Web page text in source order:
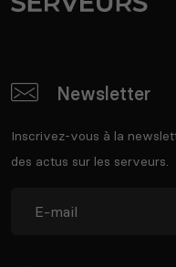
Newsletter
Inscrivez-vous à la
des actus sur les serveurs.